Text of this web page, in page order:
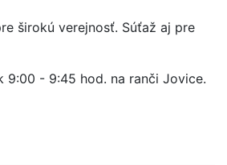
širokú verejnosť. Súťaž aj pre
9:00 - 9:45 hod. na ranči Jovice.